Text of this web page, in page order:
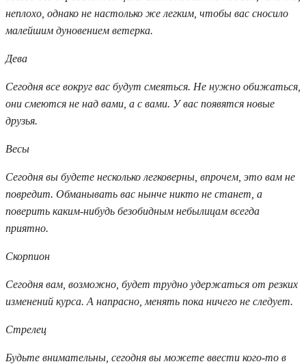
неплохо, однако не настолько же легким, чтобы вас сносило
малейшим дуновением ветерка.
Дева
Сегодня все вокруг вас будут смеяться. Не нужно обижаться,
они смеются не над вами, а с вами. У вас появятся новые
друзья.
Весы
Сегодня вы будете несколько легковерны, впрочем, это вам не
повредит. Обманывать вас нынче никто не станет, а
поверить каким-нибудь безобидным небылицам всегда
приятно.
Скорпион
Сегодня вам, возможно, будет трудно удержаться от резких
изменений курса. А напрасно, менять пока ничего не следует.
Стрелец
Будьте внимательны, сегодня вы можете ввести кого-то в